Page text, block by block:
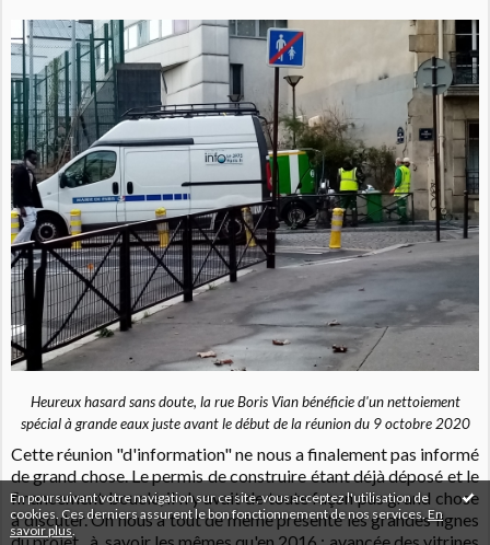
En poursuivant votre navigation sur ce site, vous acceptez l'utilisation de
cookies. Ces derniers assurent le bon fonctionnement de nos services. En
savoir plus.
Heureux hasard sans doute, la rue Boris Vian bénéficie d'un nettoiement
spécial à grande eaux juste avant le début de la réunion du 9 octobre 2020
Cette réunion "d'information" ne nous a finalement pas informé
de grand chose. Le permis de construire étant déjà déposé et le
financement bouclé, il n'y avait de toute façon pas grand chose
à discuter. On nous a tout de même présenté les grandes lignes